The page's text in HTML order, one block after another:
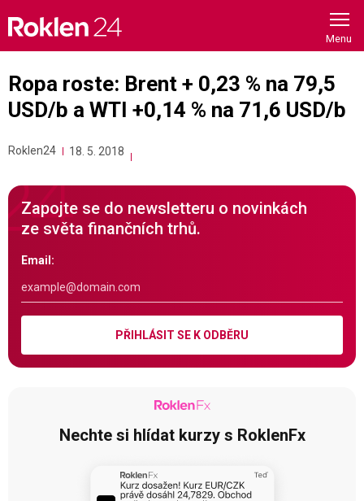
content
Ropa roste: Brent + 0,23 % na 79,5
USD/b a WTI +0,14 % na 71,6 USD/b
Roklen24 18. 5. 2018
Zapojte se do newsletteru o novinkách
ze světa finančních trhů.
Email:
PŘIHLÁSIT SE K ODBĚRU
Nechte si hlídat kurzy s RoklenFx